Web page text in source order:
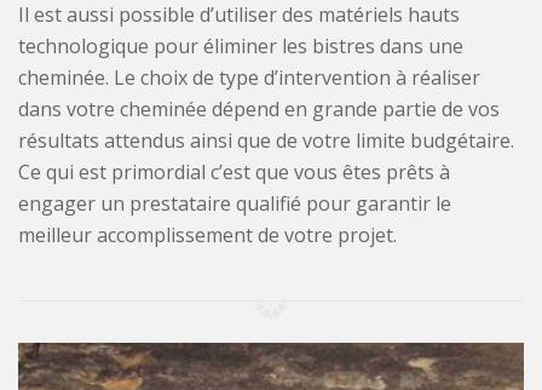
Il est aussi possible d’utiliser des matériels hauts
technologique pour éliminer les bistres dans une
cheminée. Le choix de type d’intervention à réaliser
dans votre cheminée dépend en grande partie de vos
résultats attendus ainsi que de votre limite budgétaire.
Ce qui est primordial c’est que vous êtes prêts à
engager un prestataire qualifié pour garantir le
meilleur accomplissement de votre projet.